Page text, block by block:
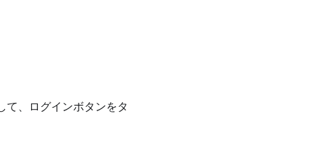
て、ログインボタンをタ